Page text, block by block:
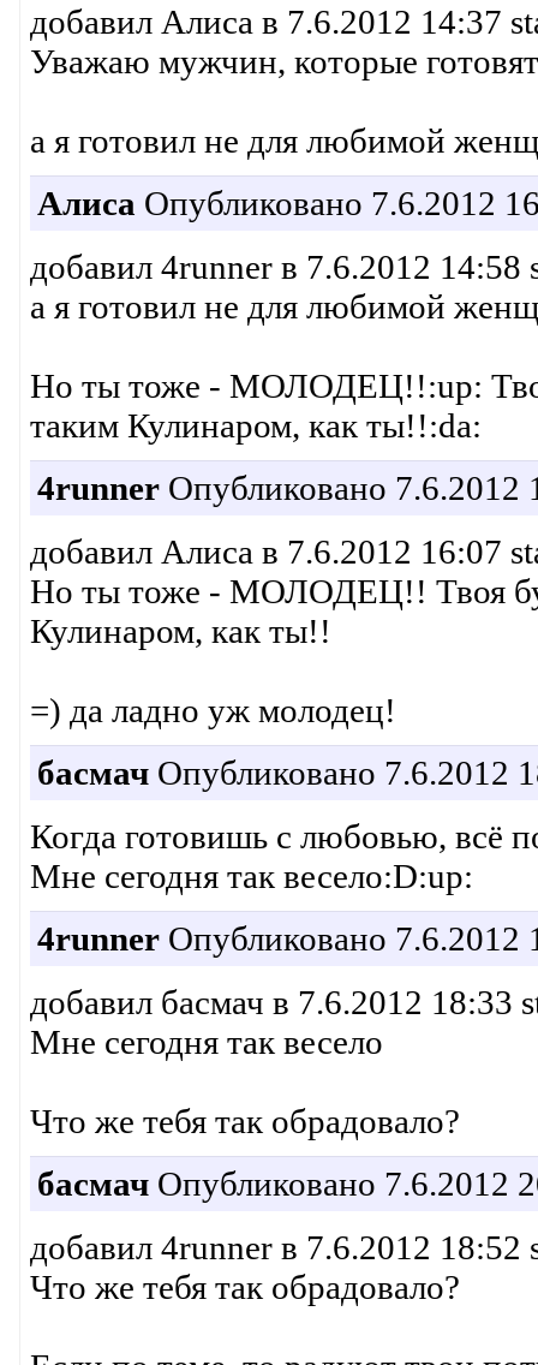
добавил Алиса в 7.6.2012 14:37
Уважаю мужчин, которые
а я готовил не для любимой
Алиса Опубликовано 7.6.2012
добавил 4runner в 7.6.2012
а я готовил не для любимой
Но ты тоже - МОЛОДЕЦ!!:up: Твоя
таким Кулинаром, как ты!!:da:
4runnerОпубликовано 7.6.2012
добавил Алиса в 7.6.2012 16:07
Но ты тоже - МОЛОДЕЦ!! Твоя
Кулинаром, как ты!!
=) да ладно уж молодец!
басмачОпубликовано 7.6.2012
Когда готовишь с любовью, всё
Мне сегодня так весело:D:up:
4runnerОпубликовано 7.6.2012
добавил басмач в 7.6.2012 18:33
Мне сегодня так весело
Что же тебя так обрадовало?
басмачОпубликовано 7.6.2012
добавил 4runner в 7.6.2012
Что же тебя так обрадовало?